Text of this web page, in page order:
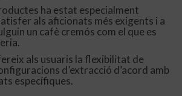
ha estat especialment
als aficionats més exigents i a
un cafè cremós com el que es
als usuaris la flexibilitat de
d’extracció d’acord amb
específiques.